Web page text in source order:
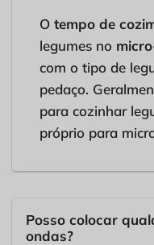
O tempo de
legumes no
com o tipo de
pedaço.
para cozinhar
próprio para
Posso colocar
ondas?